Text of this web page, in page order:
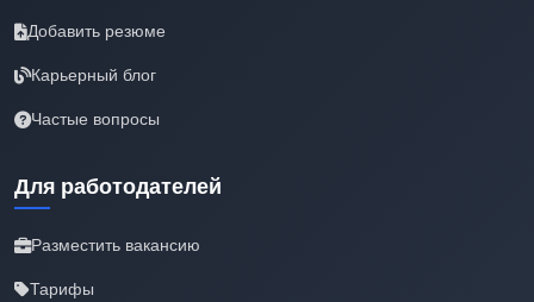
Добавить резюме
Карьерный блог
Частые вопросы
Для работодателей
Разместить вакансию
Тарифы